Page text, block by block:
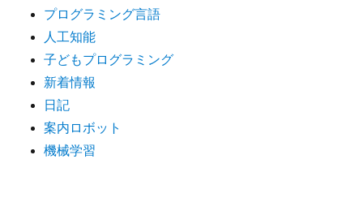
プログラミング言語
人工知能
子どもプログラミング
新着情報
日記
案内ロボット
機械学習